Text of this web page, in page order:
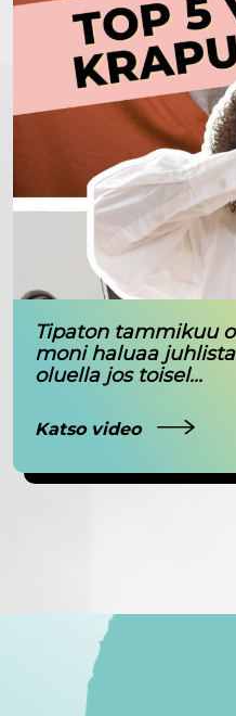
Tipaton tammikuu
moni haluaa
oluella jos toisel...
Katso video